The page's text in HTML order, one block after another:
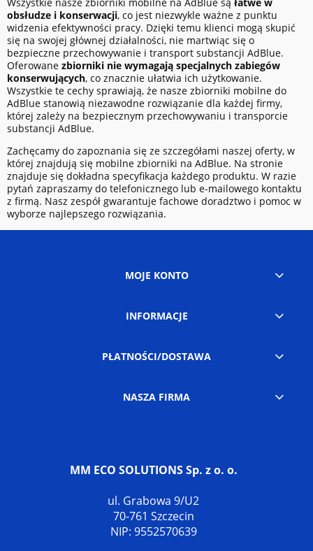
obsłudze i konserwacji, co jest niezwykle ważne z punktu
widzenia efektywności pracy. Dzięki temu klienci mogą skupić
się na swojej głównej działalności, nie martwiąc się o
bezpieczne przechowywanie i transport substancji AdBlue.
Oferowane zbiorniki nie wymagają specjalnych zabiegów
konserwujących, co znacznie ułatwia ich użytkowanie.
Wszystkie te cechy sprawiają, że nasze zbiorniki mobilne do
AdBlue stanowią niezawodne rozwiązanie dla każdej firmy,
której zależy na bezpiecznym przechowywaniu i transporcie
substancji AdBlue.
Zachęcamy do zapoznania się ze szczegółami naszej oferty, w
której znajdują się mobilne zbiorniki na AdBlue. Na stronie
znajduje się dokładna specyfikacja każdego produktu. W razie
pytań zapraszamy do telefonicznego lub e-mailowego kontaktu
z firmą. Nasz zespół gwarantuje fachowe doradztwo i pomoc w
wyborze najlepszego rozwiązania.
MOJE KONTO
INFORMACJE
PŁATNOŚCI/DOSTAWA
NASZA FIRMA
MM ECO SOLUTIONS Sp. z o. o.
ul. Grabowa 9/U2
70-761 Szczecin
NIP: 9552570639